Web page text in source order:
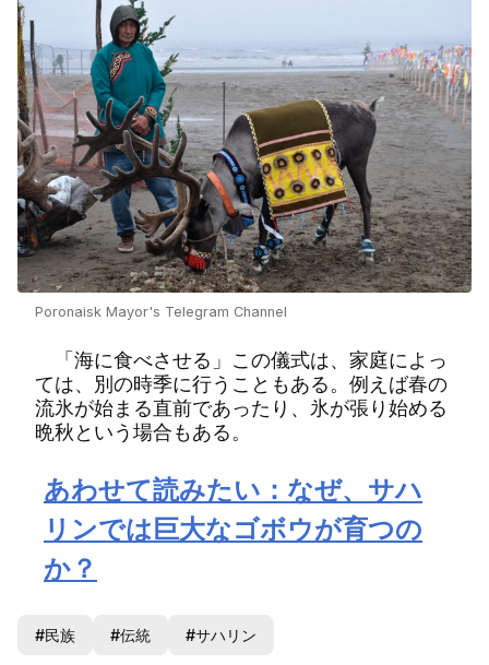
Poronaisk Mayor's Telegram Channel
「海に食べさせる」この儀式は、家庭によっ
ては、別の時季に行うこともある。例えば春の
流氷が始まる直前であったり、氷が張り始める
晩秋という場合もある。
あわせて読みたい：なぜ、サハ
リンでは巨大なゴボウが育つの
か？
#民族 #伝統 #サハリン